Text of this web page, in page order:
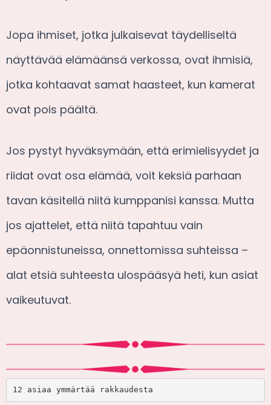
Jopa ihmiset, jotka julkaisevat täydelliseltä
näyttävää elämäänsä verkossa, ovat ihmisiä,
jotka kohtaavat samat haasteet, kun kamerat
ovat pois päältä.
Jos pystyt hyväksymään, että erimielisyydet ja
riidat ovat osa elämää, voit keksiä parhaan
tavan käsitellä niitä kumppanisi kanssa. Mutta
jos ajattelet, että niitä tapahtuu vain
epäonnistuneissa, onnettomissa suhteissa –
alat etsiä suhteesta ulospääsyä heti, kun asiat
vaikeutuvat.
12 asiaa ymmärtää rakkaudesta